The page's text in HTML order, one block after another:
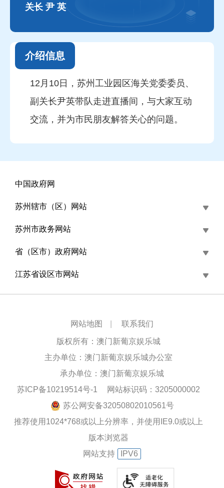
关长 尹 英
介绍信息
12月10日，苏州工业园区海关党委委员、
副关长尹英带队走进直播间，与大家互动
交流，并为市民朋友解答关心的问题。
中国政府网
苏州辖市（区）网站
苏州市政务网站
省（区市）政府网站
江苏省设区市网站
网站地图 联系我们
版权所有：澳门新葡京娱乐城
主办单位：澳门新葡京娱乐城办公室
承办单位：澳门新葡京娱乐城
苏ICP备10219514号-1
网站标识码：3205000002
苏公网安备32050802010561号
推荐使用1024*768或以上分辨率，并使用IE9.0或以上
版本浏览器
网站支持
IPV6